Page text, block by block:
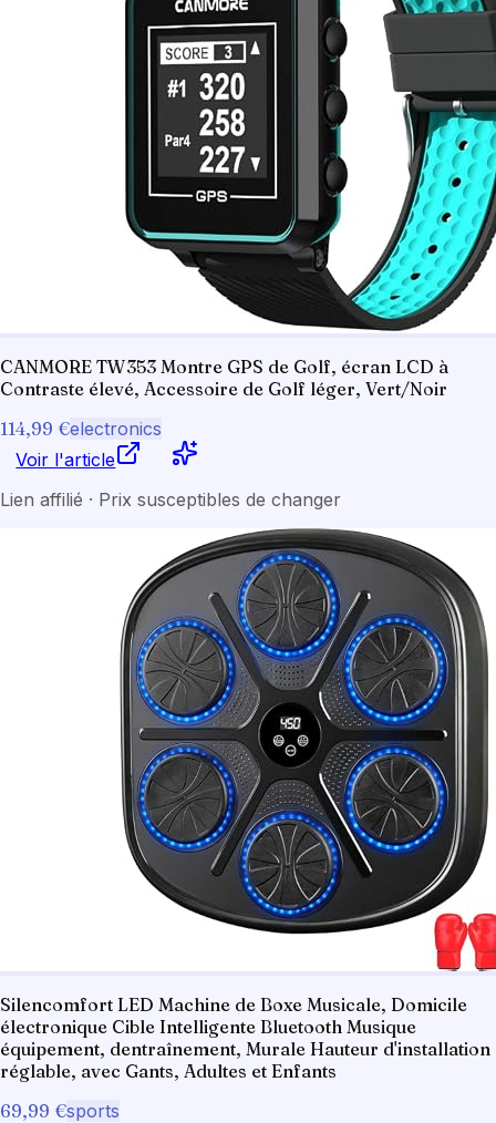
CANMORE TW353 Montre GPS de Golf, écran LCD à
Contraste élevé, Accessoire de Golf léger, Vert/Noir
114,99 €electronics
Voir l'article
Lien affilié · Prix susceptibles de changer
Silencomfort LED Machine de Boxe Musicale, Domicile
électronique Cible Intelligente Bluetooth Musique
équipement, dentraînement, Murale Hauteur d'installation
réglable, avec Gants, Adultes et Enfants
69,99 €sports